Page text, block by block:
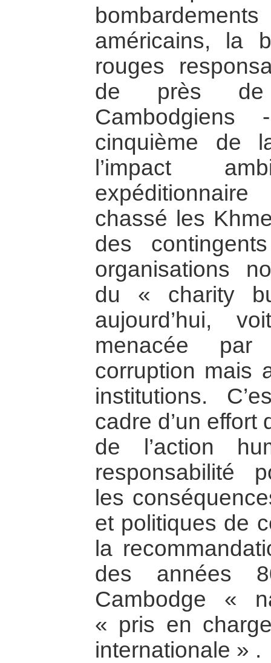
américains, la
rouges
de près
cinquième
l’impact
chassé les
des
organisations
du « charity
aujourd’hui,
menacée
corruption mais
institutions.
cadre d’un
de l’action
responsabilité
les
et politiques de
la
des années
Cambodge «
« pris en
internationale » .